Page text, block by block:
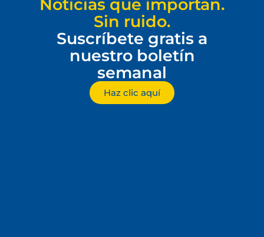
Noticias que importan.
Sin ruido.
Suscríbete gratis a
nuestro boletín
semanal
Haz clic aquí